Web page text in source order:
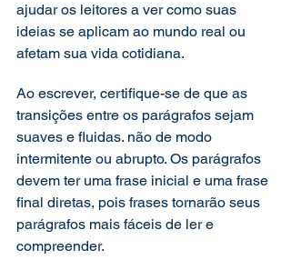
ajudar os leitores a ver como suas
ideias se aplicam ao mundo real ou
afetam sua vida cotidiana.
Ao escrever, certifique-se de que as
transições entre os parágrafos sejam
suaves e fluidas. não de modo
intermitente ou abrupto. Os parágrafos
devem ter uma frase inicial e uma frase
final diretas, pois frases tornarão seus
parágrafos mais fáceis de ler e
compreender.